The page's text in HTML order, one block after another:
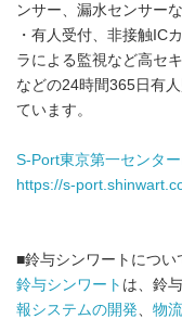
ンサー、漏水センサー
・有人受付、非接触IC
ラによる監視など高セ
などの24時間365日有
ています。
S-Port東京第一センタ
https://s-
■鈴与シンワートについ
鈴与シンワート は、鈴
報システムの開発
物